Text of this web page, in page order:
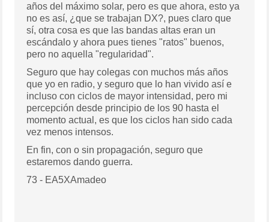
años del máximo solar, pero es que ahora, esto ya
no es así, ¿que se trabajan DX?, pues claro que
sí, otra cosa es que las bandas altas eran un
escándalo y ahora pues tienes "ratos" buenos,
pero no aquella "regularidad".
Seguro que hay colegas con muchos más años
que yo en radio, y seguro que lo han vivido así e
incluso con ciclos de mayor intensidad, pero mi
percepción desde principio de los 90 hasta el
momento actual, es que los ciclos han sido cada
vez menos intensos.
En fin, con o sin propagación, seguro que
estaremos dando guerra.
73 - EA5XAmadeo